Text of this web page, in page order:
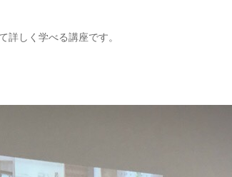
詳しく学べる講座です。